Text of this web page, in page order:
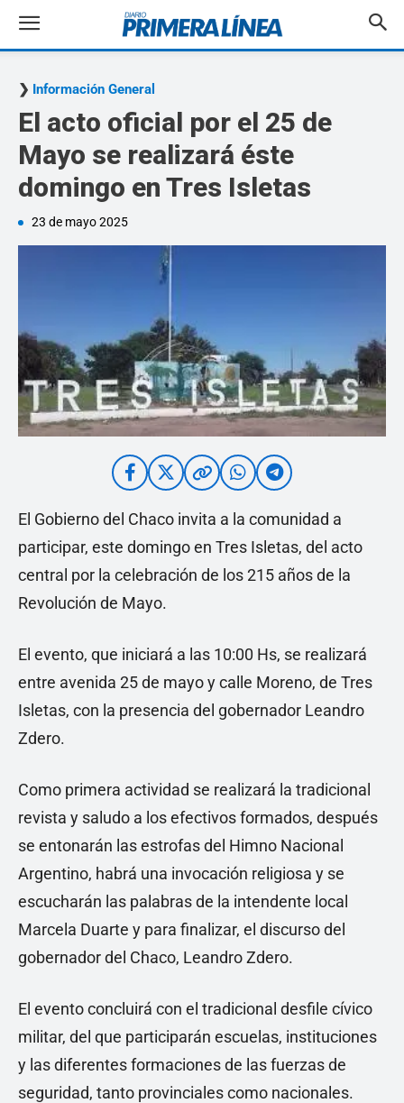
Información General
El acto oficial por el 25 de
Mayo se realizará éste
domingo en Tres Isletas
23 de mayo 2025
El Gobierno del Chaco invita a la comunidad a
participar, este domingo en Tres Isletas, del acto
central por la celebración de los 215 años de la
Revolución de Mayo.
El evento, que iniciará a las 10:00 Hs, se realizará
entre avenida 25 de mayo y calle Moreno, de Tres
Isletas, con la presencia del gobernador Leandro
Zdero.
Como primera actividad se realizará la tradicional
revista y saludo a los efectivos formados, después
se entonarán las estrofas del Himno Nacional
Argentino, habrá una invocación religiosa y se
escucharán las palabras de la intendente local
Marcela Duarte y para finalizar, el discurso del
gobernador del Chaco, Leandro Zdero.
El evento concluirá con el tradicional desfile cívico
militar, del que participarán escuelas, instituciones
y las diferentes formaciones de las fuerzas de
seguridad, tanto provinciales como nacionales.